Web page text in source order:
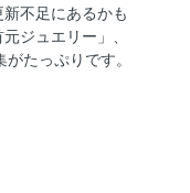
ん
不足にあるかも
ジュエリー」、
たっぷりです。